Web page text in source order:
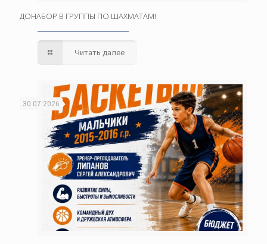
ДОНАБОР В ГРУППЫ ПО ШАХМАТАМ!
Читать далее
30.07.2026